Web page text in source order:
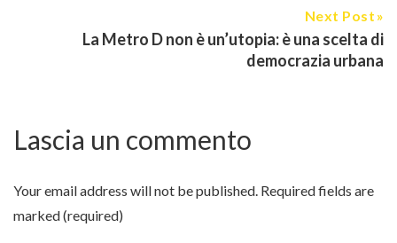
Next Post
La Metro D non è un’utopia: è una scelta di
democrazia urbana
Lascia un commento
Your email address will not be published. Required fields are
marked (required)